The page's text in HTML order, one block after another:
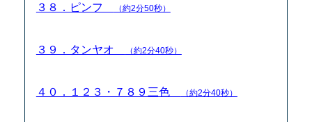
３８．ピンフ （約2分50秒）
３９．タンヤオ （約2分40秒）
４０．１２３・７８９三色 （約2分40秒）